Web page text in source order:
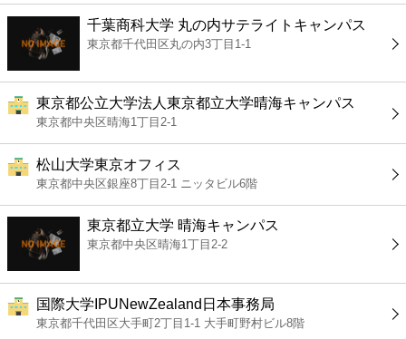
千葉商科大学 丸の内サテライトキャンパス
東京都千代田区丸の内3丁目1-1
東京都公立大学法人東京都立大学晴海キャンパス
東京都中央区晴海1丁目2-1
松山大学東京オフィス
東京都中央区銀座8丁目2-1 ニッタビル6階
東京都立大学 晴海キャンパス
東京都中央区晴海1丁目2-2
国際大学IPUNewZealand日本事務局
東京都千代田区大手町2丁目1-1 大手町野村ビル8階